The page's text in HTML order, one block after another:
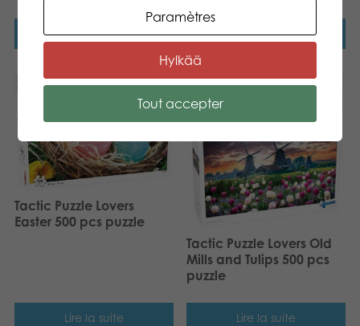
Lire la suite Lire la suite
Tactic Puzzle Lovers
Easter 500 pcs puzzle
Lire la suite
Tactic Puzzle Lovers Old
Mills and Tulips 500 pcs
puzzle
Lire la suite
Paramètres
Hylkää
Tout accepter